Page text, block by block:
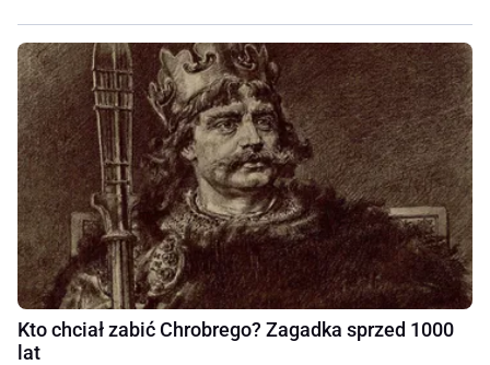
Kto chciał zabić Chrobrego? Zagadka sprzed 1000
lat